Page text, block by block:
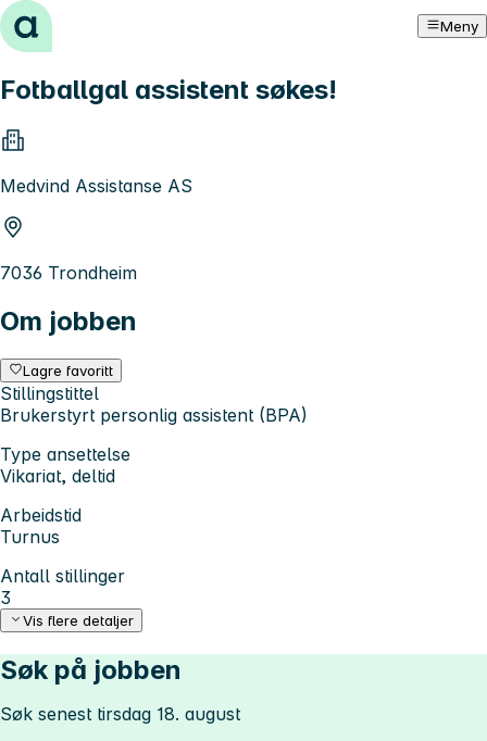
Hopp til innhold Meny
Fotballgal assistent søkes!
Medvind Assistanse AS
7036 Trondheim
Om jobben
Lagre favoritt
Stillingstittel
Brukerstyrt personlig assistent (BPA)
Type ansettelse
Vikariat, deltid
Arbeidstid
Turnus
Antall stillinger
3
Vis flere detaljer
Søk på jobben
Søk senest tirsdag 18. august